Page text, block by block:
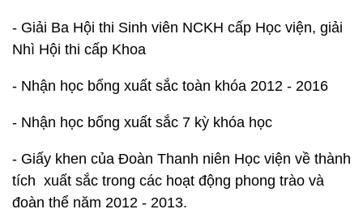
- Giải Ba Hội thi Sinh viên NCKH cấp Học viện, giải
Nhì Hội thi cấp Khoa
- Nhận học bổng xuất sắc toàn khóa 2012 - 2016
- Nhận học bổng xuất sắc 7 kỳ khóa học
- Giấy khen của Đoàn Thanh niên Học viện về thành
tích xuất sắc trong các hoạt động phong trào và
đoàn thể năm 2012 - 2013.